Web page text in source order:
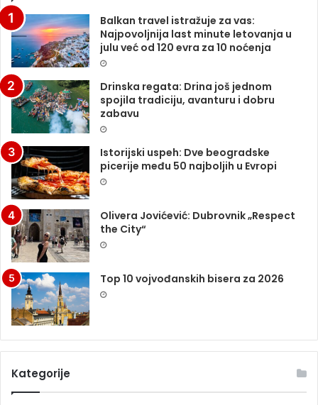
Balkan travel istražuje za vas:
Najpovoljnija last minute letovanja u
julu već od 120 evra za 10 noćenja
Drinska regata: Drina još jednom
spojila tradiciju, avanturu i dobru
zabavu
Istorijski uspeh: Dve beogradske
picerije među 50 najboljih u Evropi
Olivera Jovićević: Dubrovnik „Respect
the City“
Top 10 vojvođanskih bisera za 2026
Kategorije